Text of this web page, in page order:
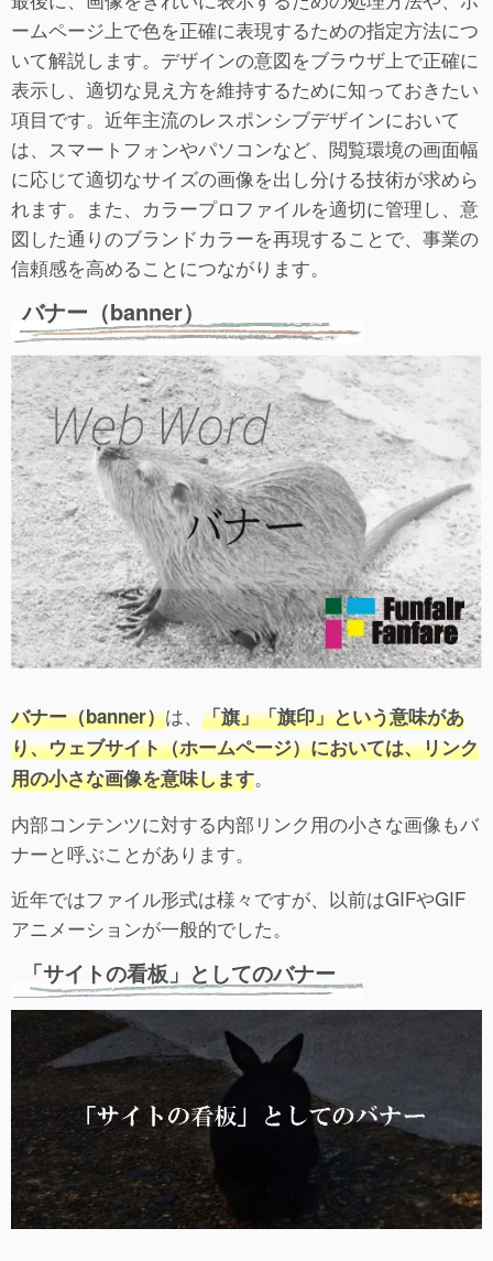
ームページ上で色を正確に表現するための指定方法につ
いて解説します。デザインの意図をブラウザ上で正確に
表示し、適切な見え方を維持するために知っておきたい
項目です。近年主流のレスポンシブデザインにおいて
は、スマートフォンやパソコンなど、閲覧環境の画面幅
に応じて適切なサイズの画像を出し分ける技術が求めら
れます。また、カラープロファイルを適切に管理し、意
図した通りのブランドカラーを再現することで、事業の
信頼感を高めることにつながります。
バナー（banner）
バナー（banner）は、 「旗」「旗印」という意味があ
り、ウェブサイト（ホームページ）においては、リンク
用の小さな画像を意味します。
内部コンテンツに対する内部リンク用の小さな画像もバ
ナーと呼ぶことがあります。
近年ではファイル形式は様々ですが、以前はGIFやGIF
アニメーションが一般的でした。
「サイトの看板」としてのバナー